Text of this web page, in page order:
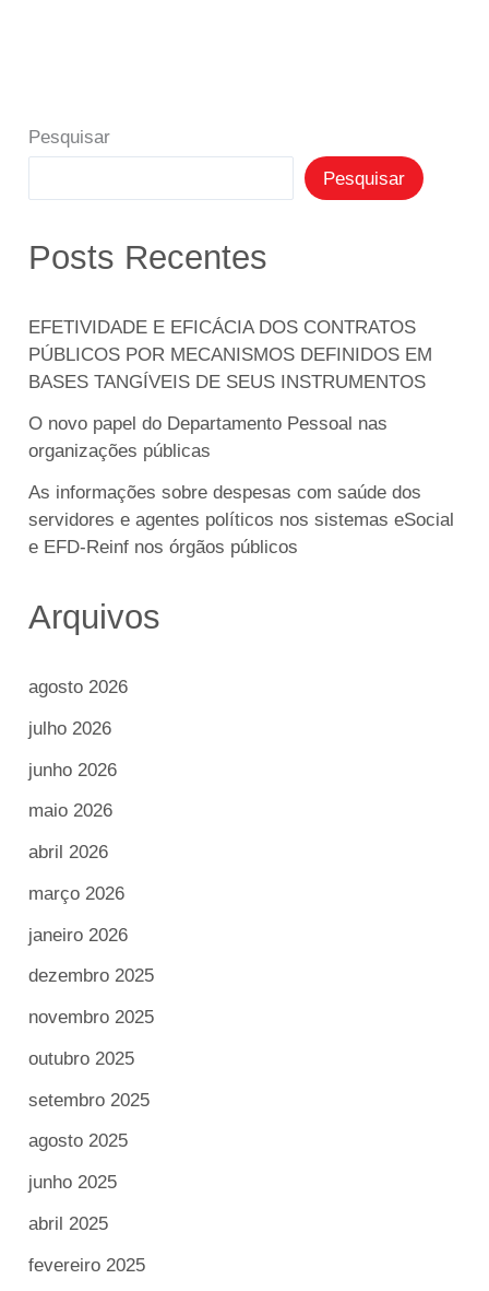
Pesquisar
Pesquisar
Posts Recentes
EFETIVIDADE E EFICÁCIA DOS CONTRATOS
PÚBLICOS POR MECANISMOS DEFINIDOS EM
BASES TANGÍVEIS DE SEUS INSTRUMENTOS
O novo papel do Departamento Pessoal nas
organizações públicas
As informações sobre despesas com saúde dos
servidores e agentes políticos nos sistemas eSocial
e EFD-Reinf nos órgãos públicos
Arquivos
agosto 2026
julho 2026
junho 2026
maio 2026
abril 2026
março 2026
janeiro 2026
dezembro 2025
novembro 2025
outubro 2025
setembro 2025
agosto 2025
junho 2025
abril 2025
fevereiro 2025